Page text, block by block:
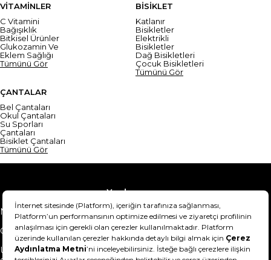
VİTAMİNLER
C Vitamini
Bağışıklık
Bitkisel Ürünler
Glukozamin Ve
Eklem Sağlığı
Tümünü Gör
BİSİKLET
Katlanır
Bisikletler
Elektrikli
Bisikletler
Dağ Bisikletleri
Çocuk Bisikletleri
Tümünü Gör
ÇANTALAR
Bel Çantaları
Okul Çantaları
Su Sporları
Çantaları
Bisiklet Çantaları
Tümünü Gör
Yardım
Mesafeli Satış Sözleşmesi
Teslimat Bilgisi
Gizlilik Sözleşmesi
Şartlar & Koşullar
Ürünümü nasıl iade
Hakkımızda